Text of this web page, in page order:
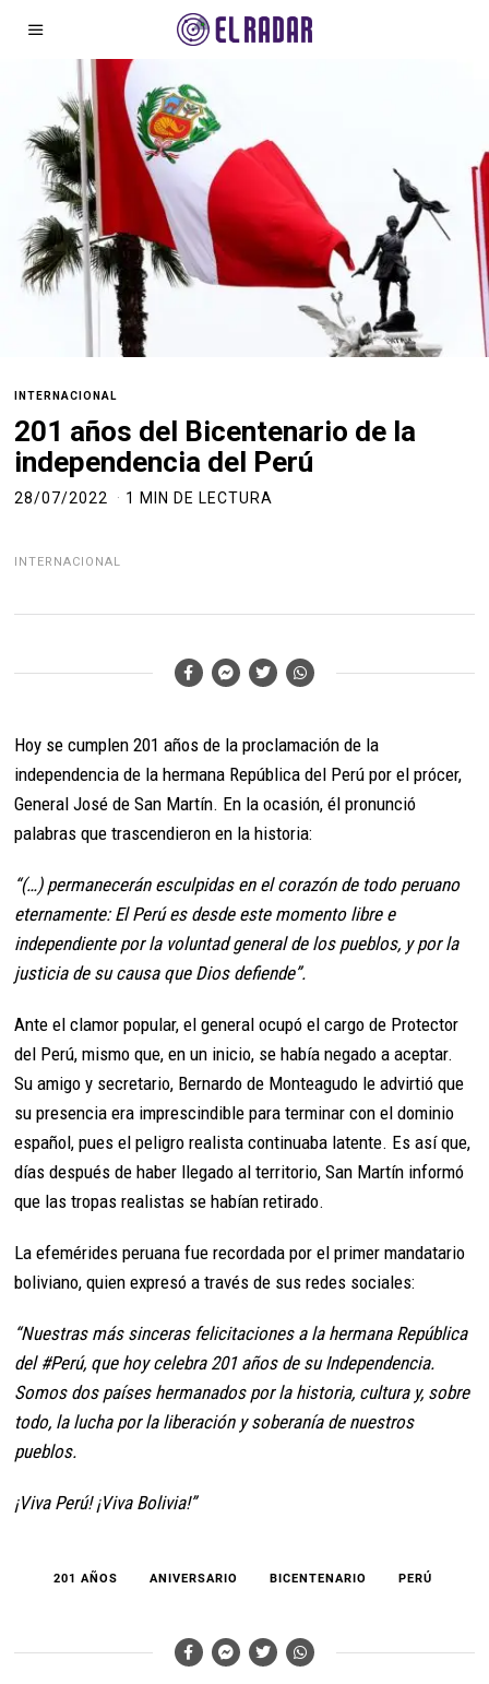
INTERNACIONAL
201 años del Bicentenario de la
independencia del Perú
28/07/2022 1 MIN DE LECTURA
INTERNACIONAL
Hoy se cumplen 201 años de la proclamación de la
independencia de la hermana República del Perú por el prócer,
General José de San Martín. En la ocasión, él pronunció
palabras que trascendieron en la historia:
“(…) permanecerán esculpidas en el corazón de todo peruano
eternamente: El Perú es desde este momento libre e
independiente por la voluntad general de los pueblos, y por la
justicia de su causa que Dios defiende”.
Ante el clamor popular, el general ocupó el cargo de Protector
del Perú, mismo que, en un inicio, se había negado a aceptar.
Su amigo y secretario, Bernardo de Monteagudo le advirtió que
su presencia era imprescindible para terminar con el dominio
español, pues el peligro realista continuaba latente. Es así que,
días después de haber llegado al territorio, San Martín informó
que las tropas realistas se habían retirado.
La efemérides peruana fue recordada por el primer mandatario
boliviano, quien expresó a través de sus redes sociales:
“Nuestras más sinceras felicitaciones a la hermana República
del #Perú, que hoy celebra 201 años de su Independencia.
Somos dos países hermanados por la historia, cultura y, sobre
todo, la lucha por la liberación y soberanía de nuestros
pueblos.
¡Viva Perú! ¡Viva Bolivia!”
201 AÑOS ANIVERSARIO BICENTENARIO PERÚ